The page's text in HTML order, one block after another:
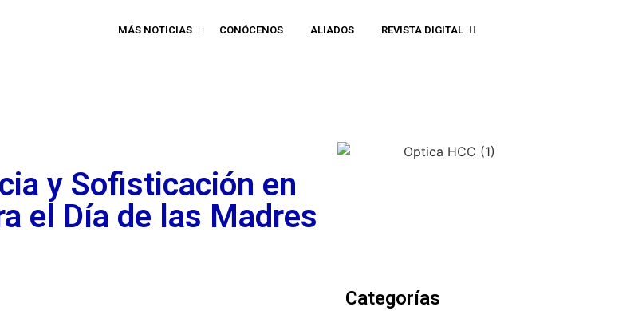
MÁS NOTICIAS CONÓCENOS ALIADOS REVISTA DIGITAL
y Sofisticación en
el Día de las Madres
Categorías